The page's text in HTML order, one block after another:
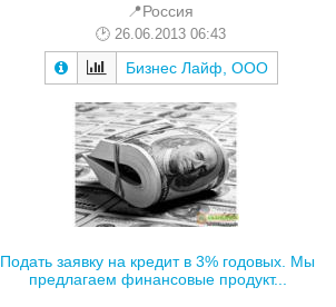
📍Россия
26.06.2013 06:43
Бизнес Лайф, ООО
Подать заявку на кредит в 3% годовых. Мы
предлагаем финансовые продукт...